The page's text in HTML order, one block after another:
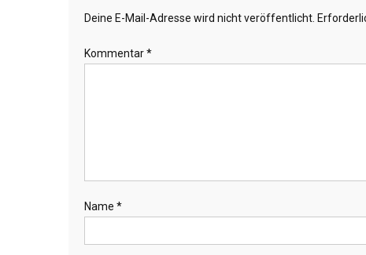
Deine E-Mail-Adresse wird nicht veröffentlicht.
Kommentar*
Name *